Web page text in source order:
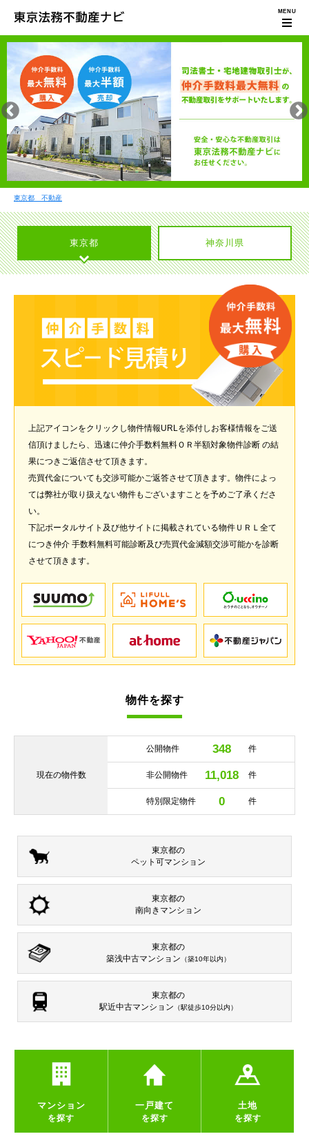
東京都 不動産
東京都 神奈川県
上記アイコンをクリックし物件情報URLを添付しお客様情報をご送
信頂けましたら、迅速に仲介手数料無料ＯＲ半額対象物件診断 の結
果につきご返信させて頂きます。
売買代金についても交渉可能かご返答させて頂きます。物件によっ
ては弊社が取り扱えない物件もございますことを予めご了承くださ
い。
下記ポータルサイト及び他サイトに掲載されている物件ＵＲＬ全て
につき仲介 手数料無料可能診断及び売買代金減額交渉可能かを診断
させて頂きます。
物件を探す
現在の物件数
公開物件 348 件
非公開物件 11,018 件
特別限定物件 0 件
東京都の
ペット可マンション
東京都の
南向き マンション
東京都の
築浅中古マンション （築10年以内）
東京都の
駅近中古マンション （駅徒歩10分以内）
マンション
を探す
一戸建て
を探す
土地
を探す